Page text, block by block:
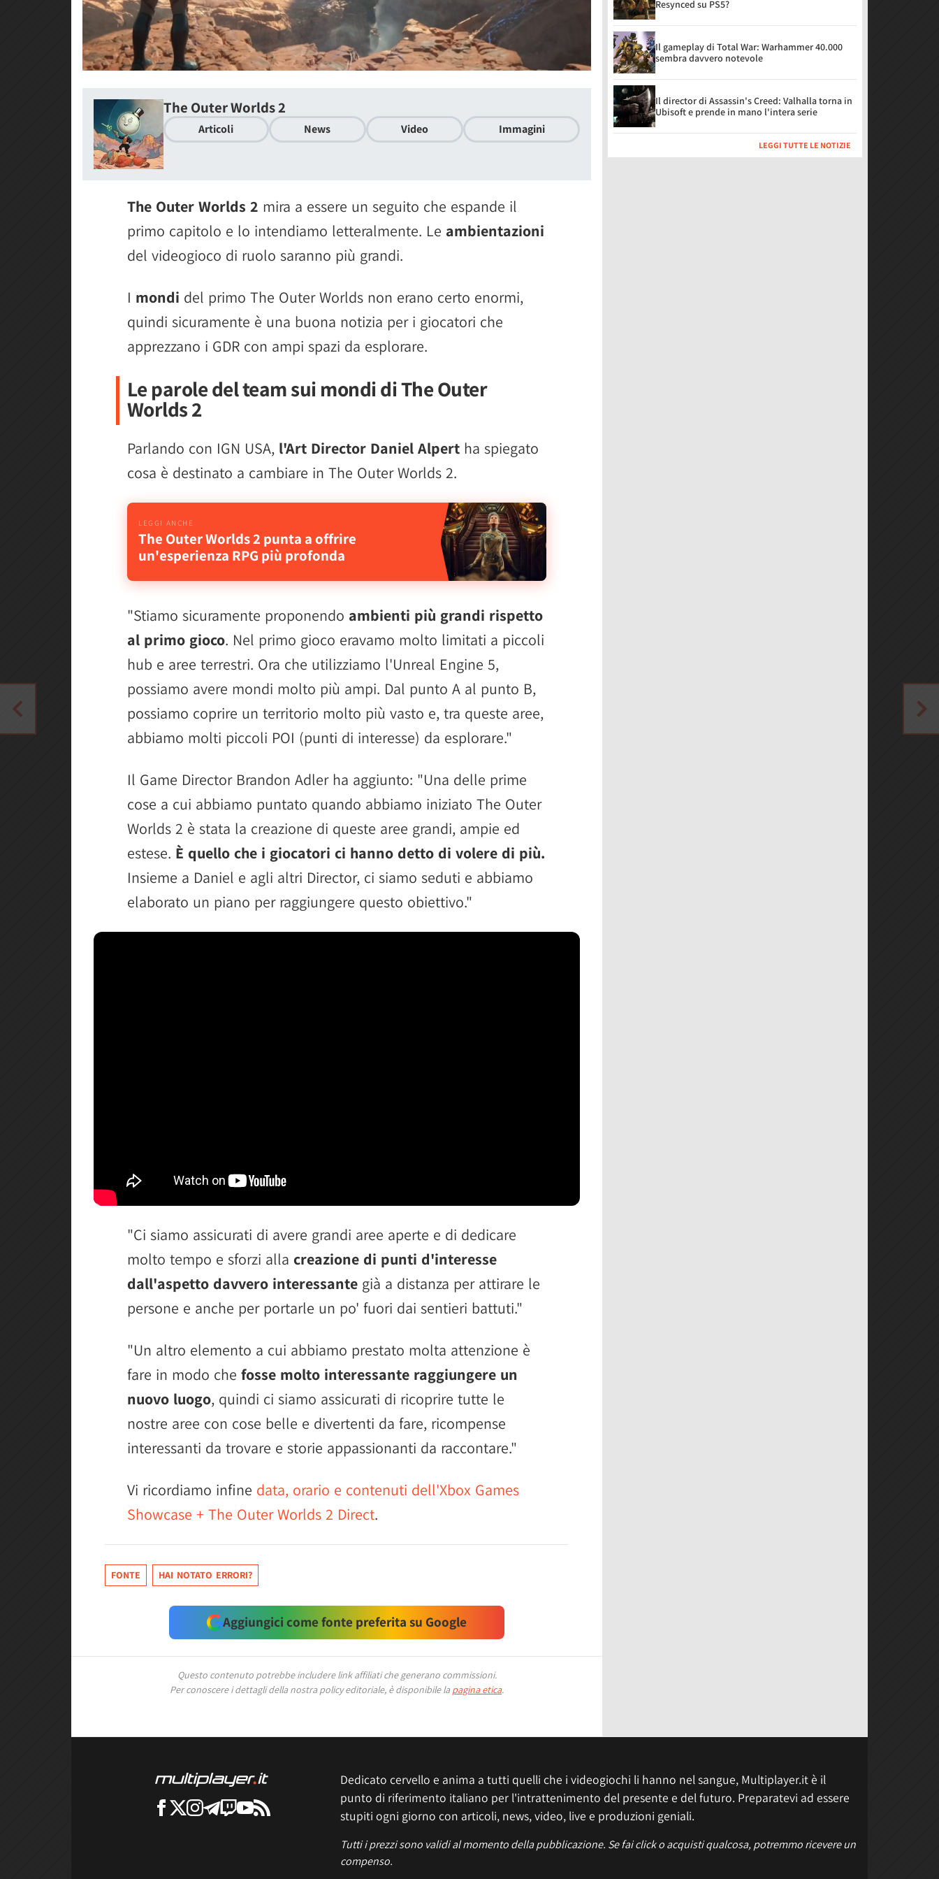
The Outer Worlds 2
Articoli News Video Immagini
The Outer Worlds 2 mira a essere un seguito che espande il
primo capitolo e lo intendiamo letteralmente. Le ambientazioni
del videogioco di ruolo saranno più grandi.
I mondi del primo The Outer Worlds non erano certo enormi,
quindi sicuramente è una buona notizia per i giocatori che
apprezzano i GDR con ampi spazi da esplorare.
Le parole del team sui mondi di The Outer
Worlds 2
Parlando con IGN USA, l'Art Director Daniel Alpert ha spiegato
cosa è destinato a cambiare in The Outer Worlds 2.
The Outer Worlds 2 punta a offrire
un'esperienza RPG più profonda
"Stiamo sicuramente proponendo ambienti più grandi rispetto
al primo gioco. Nel primo gioco eravamo molto limitati a piccoli
hub e aree terrestri. Ora che utilizziamo l'Unreal Engine 5,
possiamo avere mondi molto più ampi. Dal punto A al punto B,
possiamo coprire un territorio molto più vasto e, tra queste aree,
abbiamo molti piccoli POI (punti di interesse) da esplorare."
Il Game Director Brandon Adler ha aggiunto: "Una delle prime
cose a cui abbiamo puntato quando abbiamo iniziato The Outer
Worlds 2 è stata la creazione di queste aree grandi, ampie ed
estese. È quello che i giocatori ci hanno detto di volere di più.
Insieme a Daniel e agli altri Director, ci siamo seduti e abbiamo
elaborato un piano per raggiungere questo obiettivo."
"Ci siamo assicurati di avere grandi aree aperte e di dedicare
molto tempo e sforzi alla creazione di punti d'interesse
dall'aspetto davvero interessante già a distanza per attirare le
persone e anche per portarle un po' fuori dai sentieri battuti."
"Un altro elemento a cui abbiamo prestato molta attenzione è
fare in modo che fosse molto interessante raggiungere un
nuovo luogo, quindi ci siamo assicurati di ricoprire tutte le
nostre aree con cose belle e divertenti da fare, ricompense
interessanti da trovare e storie appassionanti da raccontare."
Vi ricordiamo infine data, orario e contenuti dell'Xbox Games
Showcase + The Outer Worlds 2 Direct.
FONTE HAI NOTATO ERRORI?
Aggiungici come fonte preferita su Google
Questo contenuto potrebbe includere link affiliati che generano commissioni.
Per conoscere i dettagli della nostra policy editoriale, è disponibile la pagina etica.
Resynced su PS5?
Il gameplay di Total War: Warhammer 40.000
sembra davvero notevole
Il director di Assassin's Creed: Valhalla torna in
Ubisoft e prende in mano l'intera serie
LEGGI TUTTE LE NOTIZIE
Dedicato cervello e anima a tutti quelli che i videogiochi li hanno nel sangue, Multiplayer.it è il
punto di riferimento italiano per l'intrattenimento del presente e del futuro. Preparatevi ad essere
stupiti ogni giorno con articoli, news, video, live e produzioni geniali.
Tutti i prezzi sono validi al momento della pubblicazione. Se fai click o acquisti qualcosa, potremmo ricevere un
compenso.